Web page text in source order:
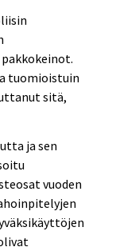
tuomioistuin
sitä,
ja sen
vuoden